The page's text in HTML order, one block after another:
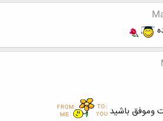
وموفق باشید